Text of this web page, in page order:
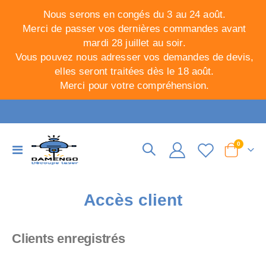
Nous serons en congés du 3 au 24 août.
Merci de passer vos dernières commandes avant
mardi 28 juillet au soir.
Vous pouvez nous adresser vos demandes de devis,
elles seront traitées dès le 18 août.
Merci pour votre compréhension.
Basculer
Cart
0articles
Accès client
Clients enregistrés